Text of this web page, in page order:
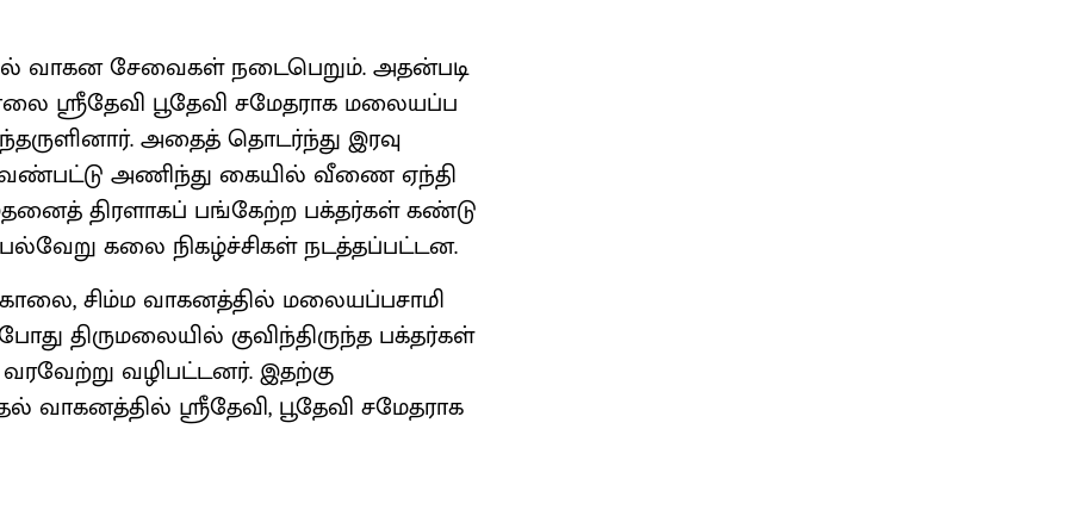
வாகன சேவைகள் நடைபெறும். அதன்படி
ஸ்ரீதேவி பூதேவி சமேதராக மலையப்ப
அதைத் தொடர்ந்து இரவு
அணிந்து கையில் வீணை ஏந்தி
திரளாகப் பங்கேற்ற பக்தர்கள் கண்டு
பல்வேறு கலை நிகழ்ச்சிகள் நடத்தப்பட்டன.
சிம்ம வாகனத்தில் மலையப்பசாமி
திருமலையில் குவிந்திருந்த பக்தர்கள்
வழிபட்டனர். இதற்கு
வாகனத்தில் ஸ்ரீதேவி, பூதேவி சமேதராக